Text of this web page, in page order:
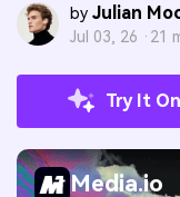
by Julian
Jul 03, 26 · 21
Try It
Media.io